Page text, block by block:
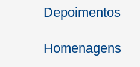
Depoimentos
Homenagens